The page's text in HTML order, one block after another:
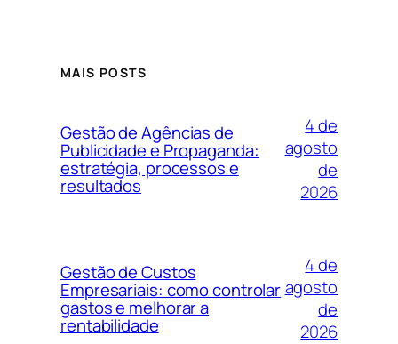
MAIS POSTS
Gestão de Agências de
Publicidade e Propaganda:
estratégia, processos e
resultados
4 de
agosto
de
2026
Gestão de Custos
Empresariais: como controlar
gastos e melhorar a
rentabilidade
4 de
agosto
de
2026